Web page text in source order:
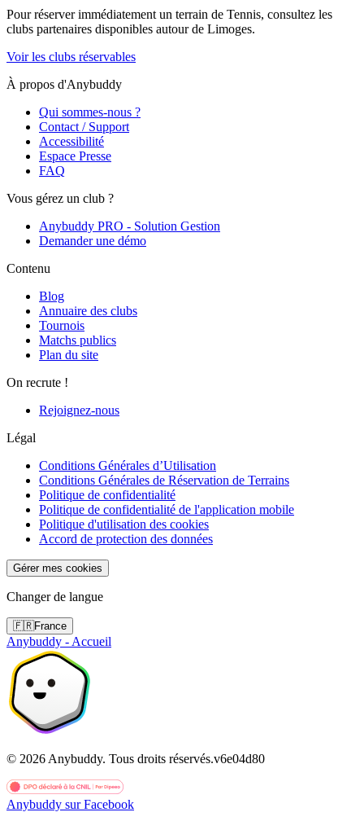
Pour réserver immédiatement un terrain de Tennis, consultez les
clubs partenaires disponibles autour de Limoges.
Voir les clubs réservables
À propos d'Anybuddy
Qui sommes-nous ?
Contact / Support
Accessibilité
Espace Presse
FAQ
Vous gérez un club ?
Anybuddy PRO - Solution Gestion
Demander une démo
Contenu
Blog
Annuaire des clubs
Tournois
Matchs publics
Plan du site
On recrute !
Rejoignez-nous
Légal
Conditions Générales d’Utilisation
Conditions Générales de Réservation de Terrains
Politique de confidentialité
Politique de confidentialité de l'application mobile
Politique d'utilisation des cookies
Accord de protection des données
Gérer mes cookies
Changer de langue
🇫🇷France
Anybuddy - Accueil
© 2026 Anybuddy. Tous droits réservés.v6e04d80
Anybuddy sur Facebook